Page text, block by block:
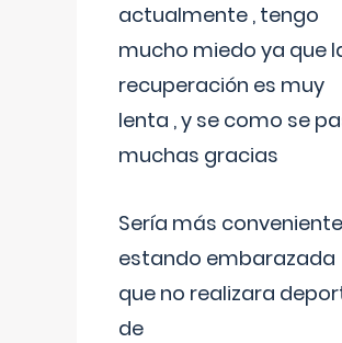
actualmente , tengo
mucho miedo ya que
recuperación es muy
lenta , y se como se
muchas gracias
Sería más conveniente
estando embarazada
que no realizara
de